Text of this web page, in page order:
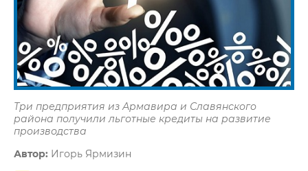
Три предприятия из Армавира и Славянского
района получили льготные кредиты на развитие
производства
Автор: Игорь Ярмизин